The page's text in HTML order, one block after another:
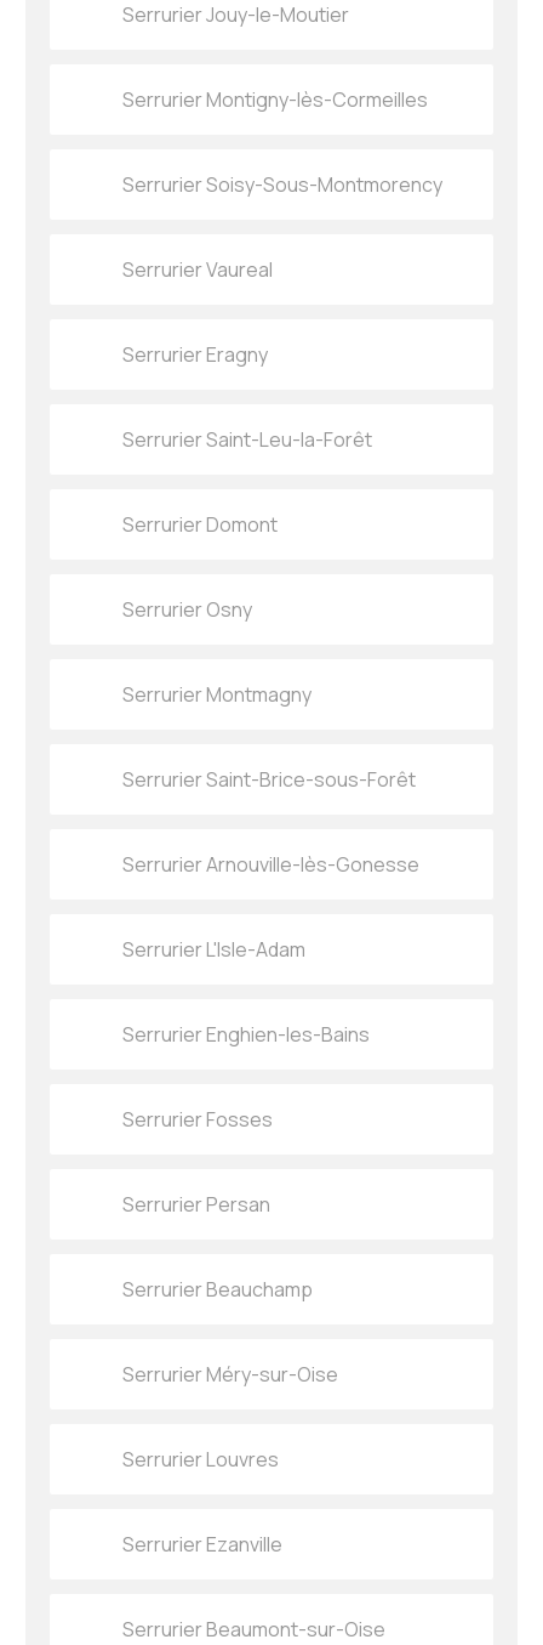
Serrurier Jouy-le-Moutier
Serrurier Montigny-lès-Cormeilles
Serrurier Soisy-Sous-Montmorency
Serrurier Vaureal
Serrurier Eragny
Serrurier Saint-Leu-la-Forêt
Serrurier Domont
Serrurier Osny
Serrurier Montmagny
Serrurier Saint-Brice-sous-Forêt
Serrurier Arnouville-lès-Gonesse
Serrurier L'Isle-Adam
Serrurier Enghien-les-Bains
Serrurier Fosses
Serrurier Persan
Serrurier Beauchamp
Serrurier Méry-sur-Oise
Serrurier Louvres
Serrurier Ezanville
Serrurier Beaumont-sur-Oise